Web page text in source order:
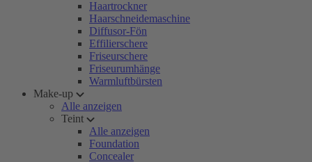
Haartrockner
Haarschneidemaschine
Diffusor-Fön
Effilierschere
Friseurschere
Friseurumhänge
Warmluftbürsten
Make-up
Alle anzeigen
Teint
Alle anzeigen
Foundation
Concealer